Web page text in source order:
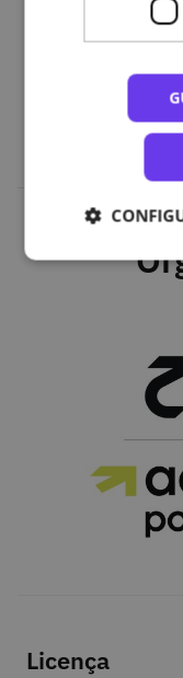
de serviços
Licença